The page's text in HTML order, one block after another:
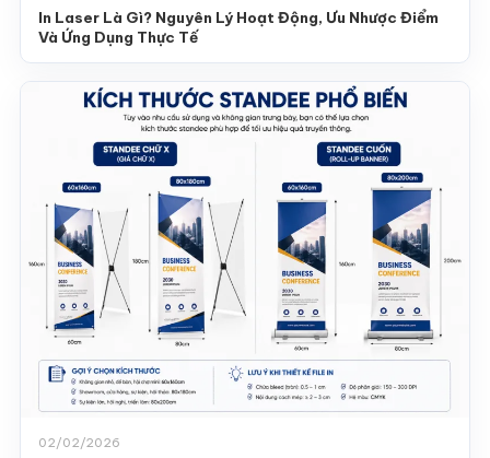
In Laser Là Gì? Nguyên Lý Hoạt Động, Ưu Nhược Điểm
Và Ứng Dụng Thực Tế
02/02/2026